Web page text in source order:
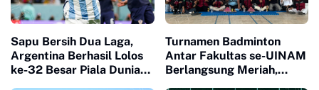
Sapu Bersih Dua Laga,
Argentina Berhasil Lolos
ke-32 Besar Piala Dunia
Turnamen Badminton
Antar Fakultas se-UINAM
Berlangsung Meriah,